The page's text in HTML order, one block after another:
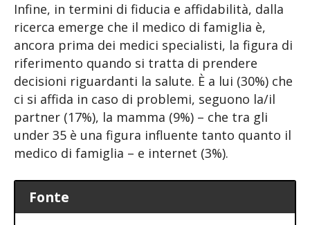
Infine, in termini di fiducia e affidabilità, dalla
ricerca emerge che il medico di famiglia è,
ancora prima dei medici specialisti, la figura di
riferimento quando si tratta di prendere
decisioni riguardanti la salute. È a lui (30%) che
ci si affida in caso di problemi, seguono la/il
partner (17%), la mamma (9%) – che tra gli
under 35 è una figura influente tanto quanto il
medico di famiglia – e internet (3%).
Fonte